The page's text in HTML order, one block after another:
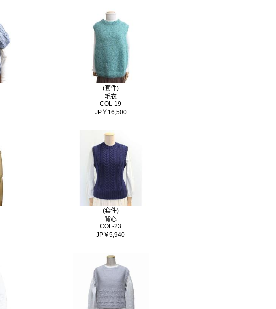
(套件)
毛衣
COL-19
JP￥16,500
(套件)
背心
COL-23
JP￥5,940